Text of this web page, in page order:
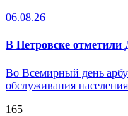
06.08.26
В Петровске отметили
Во Всемирный день
обслуживания
165